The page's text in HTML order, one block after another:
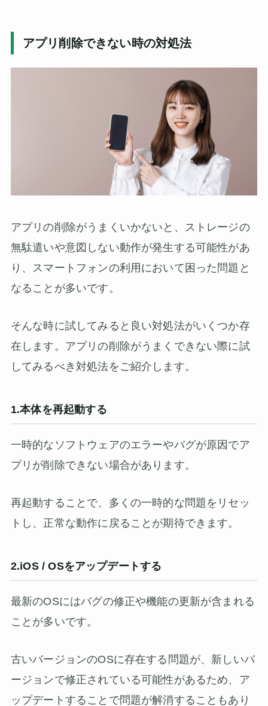
アプリ削除できない時の対処法
アプリの削除がうまくいかないと、ストレージの
無駄遣いや意図しない動作が発生する可能性があ
り、スマートフォンの利用において困った問題と
なることが多いです。
そんな時に試してみると良い対処法がいくつか存
在します。アプリの削除がうまくできない際に試
してみるべき対処法をご紹介します。
1.本体を再起動する
一時的なソフトウェアのエラーやバグが原因でア
プリが削除できない場合があります。
再起動することで、多くの一時的な問題をリセッ
トし、正常な動作に戻ることが期待できます。
2.iOS / OSをアップデートする
最新のOSにはバグの修正や機能の更新が含まれる
ことが多いです。
古いバージョンのOSに存在する問題が、新しいバ
ージョンで修正されている可能性があるため、ア
ップデートすることで問題が解消することもあり